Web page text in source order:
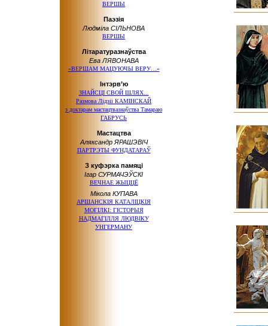
ВЕРШЫ
Паэзія
Людміла СІЛЬНОВА
ВЕРШЫ
Літаратуразнаўства
Ева ЛЯВОНАВА
«ВЕРШАМ МАЦУЮЧЫ ВЕРУ…»
Інтэрв’ю
ЗНАЙСЦІ СВОЙ ШЛЯХ...
Размова Лідзіі КАМІНСКАЙ
з доктарам мастацтвазнаўства Тамараю
ГАБРУСЬ
Мастацтва
Аляксандр ЯРАШЭВІЧ
ПАРТРЭТЫ ФУНДАТАРАЎ
З куфэрка памяці
Ігар СУРМАЧЭЎСКІ
ВЕЧНАЕ ЖЫЦЦЁ
Мікола КУПАВА
АРШАНСКІЯ КАТАЛІЦКІЯ
МОГІЛКІ: ГІСТОРЫЯ
НАДМАГІЛЛЯ ЛЮДВІКУ
УНГЕРМАНУ